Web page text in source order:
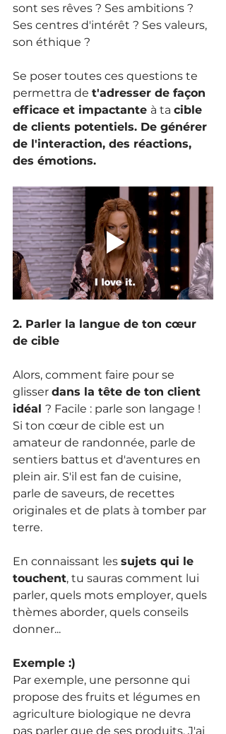
sont ses rêves ? Ses ambitions ?
Ses centres d'intérêt ? Ses valeurs,
son éthique ?
Se poser toutes ces questions te
permettra de t'adresser de façon
efficace et impactante à ta cible
de clients potentiels. De générer
de l'interaction, des réactions,
des émotions.
2. Parler la langue de ton cœur
de cible
Alors, comment faire pour se
glisser dans la tête de ton client
idéal ? Facile : parle son langage !
Si ton cœur de cible est un
amateur de randonnée, parle de
sentiers battus et d'aventures en
plein air. S'il est fan de cuisine,
parle de saveurs, de recettes
originales et de plats à tomber par
terre.
En connaissant les sujets qui le
touchent, tu sauras comment lui
parler, quels mots employer, quels
thèmes aborder, quels conseils
donner...
Exemple :)
Par exemple, une personne qui
propose des fruits et légumes en
agriculture biologique ne devra
pas parler que de ses produits. J'ai